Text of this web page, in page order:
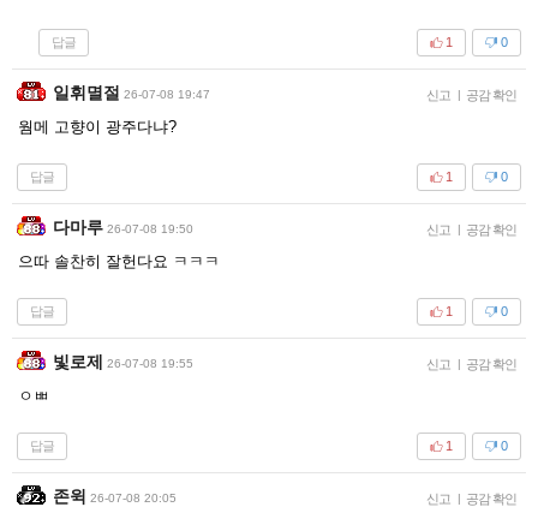
답글 0
1
일휘멸절 26-07-08 19:47 신고 | 공감 확인
웜메 고향이 광주다냐?
답글 0
1
다마루 26-07-08 19:50 신고 | 공감 확인
으따 솔찬히 잘헌다요 ㅋㅋㅋ
답글 0
1
빛로제 26-07-08 19:55 신고 | 공감 확인
ㅇㅃ
답글 0
1
존윅 26-07-08 20:05 신고 | 공감 확인